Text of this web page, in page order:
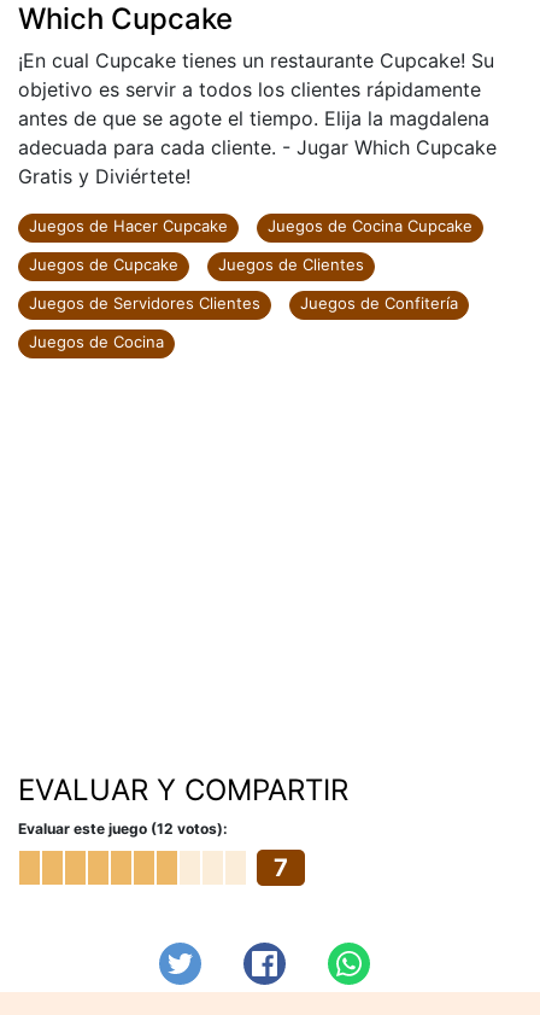
Which Cupcake
¡En cual Cupcake tienes un restaurante Cupcake! Su
objetivo es servir a todos los clientes rápidamente
antes de que se agote el tiempo. Elija la magdalena
adecuada para cada cliente. - Jugar Which Cupcake
Gratis y Diviértete!
Juegos de Hacer Cupcake
Juegos de Cocina Cupcake
Juegos de Cupcake
Juegos de Clientes
Juegos de Servidores Clientes
Juegos de Confitería
Juegos de Cocina
EVALUAR Y COMPARTIR
Evaluar este juego (12 votos):
7